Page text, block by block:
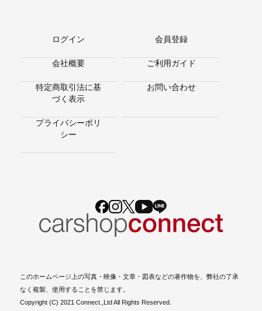
ログイン 会員登録
会社概要 ご利用ガイド
特定商取引法に基
づく表示
お問い合わせ
プライバシーポリ
シー
このホームページ上の写真・映像・文章・図表などの著作物を、弊社の了承
なく複製、使用することを禁じます。
Copyright (C) 2021 Connect.,Ltd All Rights Reserved.